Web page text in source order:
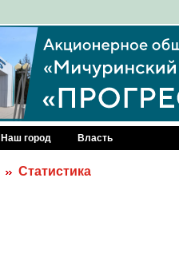
Наш город Власть
Статистика